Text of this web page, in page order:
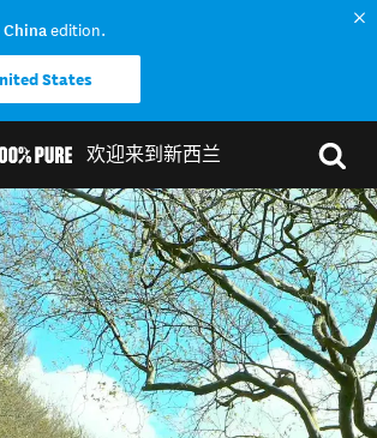
Chinaedition.
States
欢迎来到新西兰